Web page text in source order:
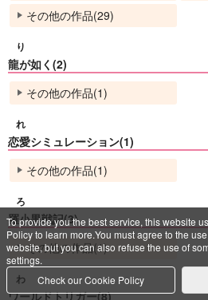
To provide you the best service, this website
Policy to learn more.You must agree to the
website, but you can also refuse the use of
settings.
Check our Cookie Policy
その他の作品(29)
り
龍が如く(2)
その他の作品(1)
れ
恋愛シミュレーション(1)
その他の作品(1)
ろ
羅小黒戦記(3)
その他の作品(1)
わ
ワールドトリガー(8)